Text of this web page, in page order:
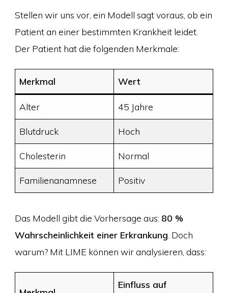
Stellen wir uns vor, ein Modell sagt voraus, ob ein
Patient an einer bestimmten Krankheit leidet.
Der Patient hat die folgenden Merkmale:
Merkmal Wert
Alter 45 Jahre
Blutdruck Hoch
Cholesterin Normal
Familienanamnese Positiv
Das Modell gibt die Vorhersage aus: 80 %
Wahrscheinlichkeit einer Erkrankung. Doch
warum? Mit LIME können wir analysieren, dass:
Einfluss auf